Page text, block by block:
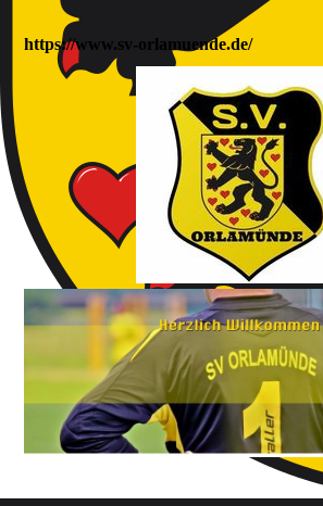
https://www.sv-orlamuende.de/